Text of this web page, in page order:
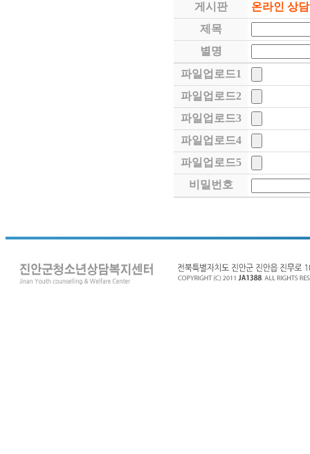
게시판
온라인 상
제목
별명
파일업로드1
파일업로드2
파일업로드3
파일업로드4
파일업로드5
비밀번호